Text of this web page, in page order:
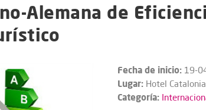
Alemana de
Fecha de inicio: 19-
Lugar: Hotel
Categoría: